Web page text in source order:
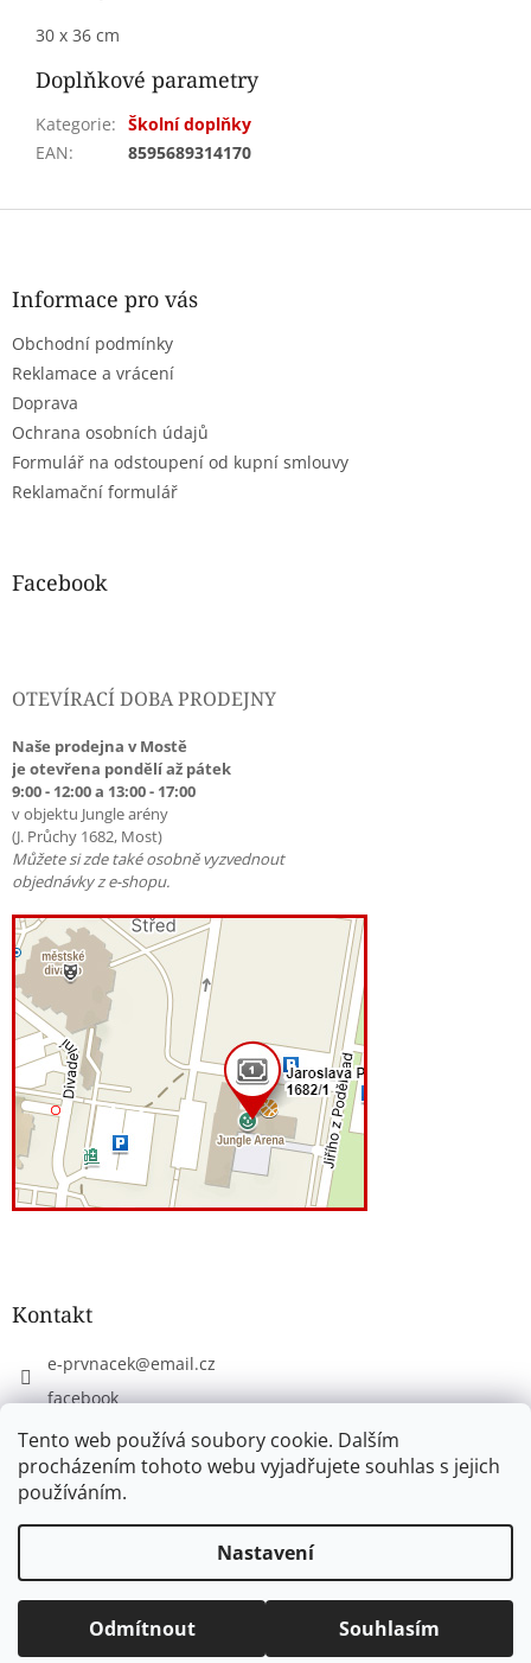
Tento web používá soubory cookie. Dalším
procházením tohoto webu vyjadřujete souhlas s jejich
používáním.
Nastavení
Odmítnout Souhlasím
30 x 36 cm
Doplňkové parametry
Kategorie: Školní doplňky
EAN: 8595689314170
Z
Informace pro vás
Obchodní podmínky
Reklamace a vrácení
Doprava
Ochrana osobních údajů
Formulář na odstoupení od kupní smlouvy
Reklamační formulář
Facebook
OTEVÍRACÍ DOBA PRODEJNY
Naše prodejna v Mostě
je otevřena pondělí až pátek
9:00 - 12:00 a 13:00 - 17:00
v objektu Jungle arény
(J. Průchy 1682, Most)
Můžete si zde také osobně vyzvednout
objednávky z e-shopu.
Kontakt
e-prvnacek@email.cz
facebook
eprvnacek
Copyright 2026www.e-prvnacek.cz. Všechna práva